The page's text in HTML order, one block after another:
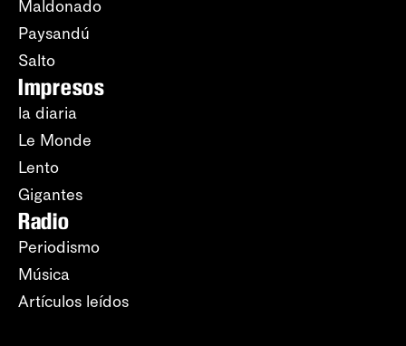
Maldonado
Paysandú
Salto
Impresos
la diaria
Le Monde
Lento
Gigantes
Radio
Periodismo
Música
Artículos leídos